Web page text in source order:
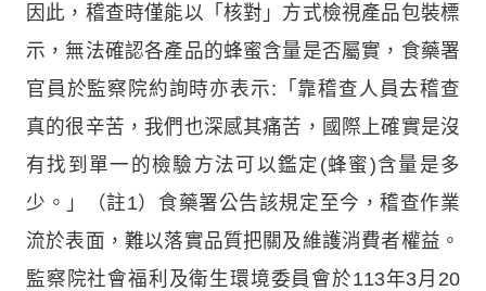
因此，稽查時僅能以「核對」方式檢視產品包裝標
示，無法確認各產品的蜂蜜含量是否屬實，食藥署
官員於監察院約詢時亦表示:「靠稽查人員去稽查
真的很辛苦，我們也深感其痛苦，國際上確實是沒
有找到單一的檢驗方法可以鑑定(蜂蜜)含量是多
少。」（註1）食藥署公告該規定至今，稽查作業
流於表面，難以落實品質把關及維護消費者權益。
監察院社會福利及衛生環境委員會於113年3月20